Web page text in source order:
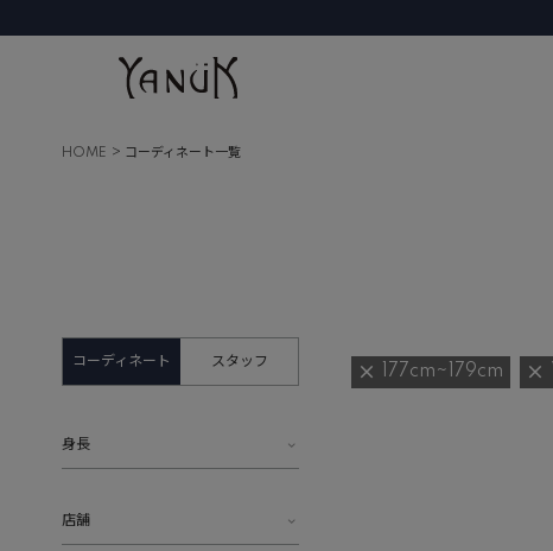
HOME コーディネート一覧
コーディネート スタッフ
身長
店舗
177cm~179cm